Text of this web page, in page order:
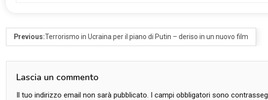
Previous:Terrorismo in Ucraina per il piano di Putin – deriso in un nuovo film
Lascia un commento
Il tuo indirizzo email non sarà pubblicato. I campi obbligatori sono